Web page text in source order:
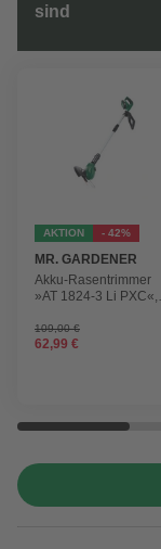
sind
AKTION - 42%
MR. GARDENER
Akku-Rasentrimmer
»AT 1824-3 Li PXC«,
109,00 €
62,99 €